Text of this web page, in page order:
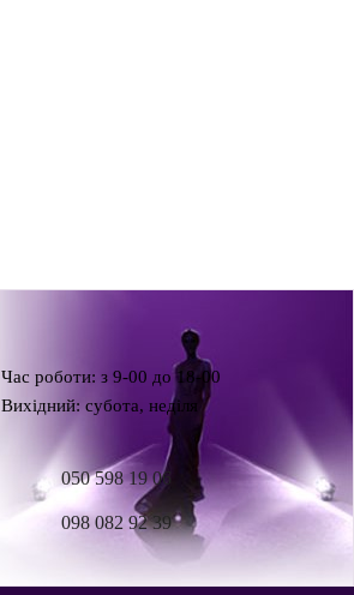
Час роботи: з 9-00 до 18-00
Вихідний: субота, неділя
050 598 19 06
098 082 92 39